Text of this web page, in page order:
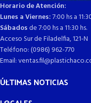
Horario de Atención:
Lunes a Viernes:7:00 hs a
Sábadosde 7:00 hs a 11:30 hs.
Acceso Sur de Filadelfia, 121-N
Teléfono: (0986) 962-770
Email:
ÚLTIMAS NOTICIAS